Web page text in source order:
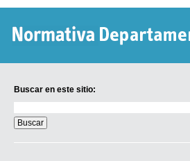
Buscar en este sitio:
en
este
sitio: